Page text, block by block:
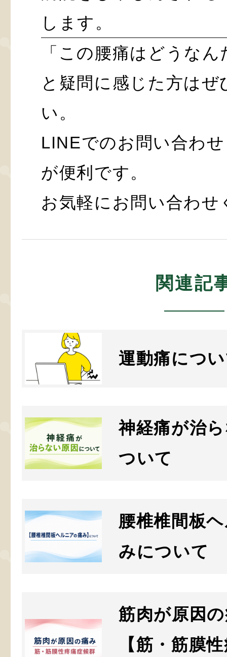
します。
「この腰痛はどうな
と疑問に感じた方は
い。
LINEでのお問い合わ
が便利です。
お気軽にお問い合わせ
関連記
運動痛につ
神経痛が治
ついて
腰椎椎間板
みについて
筋肉が原因
【筋・筋膜